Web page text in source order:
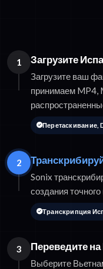
1 Загрузите
Загрузите ваш
принимаем MP4,
Перетаскивание,
2
Sonix
создания
Транскрипция
3 Переведите
Выберите